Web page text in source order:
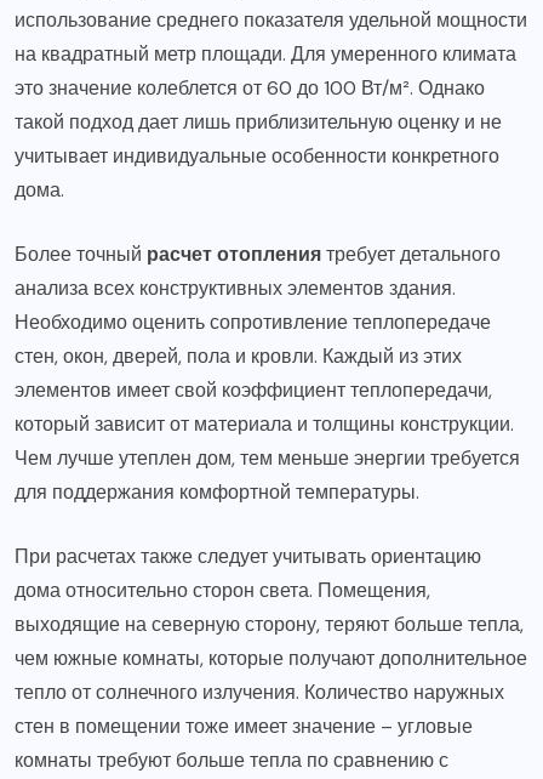
использование среднего показателя удельной мощности
на квадратный метр площади. Для умеренного климата
это значение колеблется от 60 до 100 Вт/м². Однако
такой подход дает лишь приблизительную оценку и не
учитывает индивидуальные особенности конкретного
дома.
Более точный расчет отоплениятребует детального
анализа всех конструктивных элементов здания.
Необходимо оценить сопротивление теплопередаче
стен, окон, дверей, пола и кровли. Каждый из этих
элементов имеет свой коэффициент теплопередачи,
который зависит от материала и толщины конструкции.
Чем лучше утеплен дом, тем меньше энергии требуется
для поддержания комфортной температуры.
При расчетах также следует учитывать ориентацию
дома относительно сторон света. Помещения,
выходящие на северную сторону, теряют больше тепла,
чем южные комнаты, которые получают дополнительное
тепло от солнечного излучения. Количество наружных
стен в помещении тоже имеет значение – угловые
комнаты требуют больше тепла по сравнению с